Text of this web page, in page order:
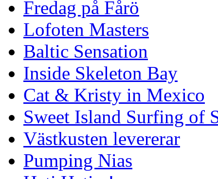
Fredag på Fårö
Lofoten Masters
Baltic Sensation
Inside Skeleton Bay
Cat & Kristy in Mexico
Sweet Island Surfing of
Västkusten levererar
Pumping Nias